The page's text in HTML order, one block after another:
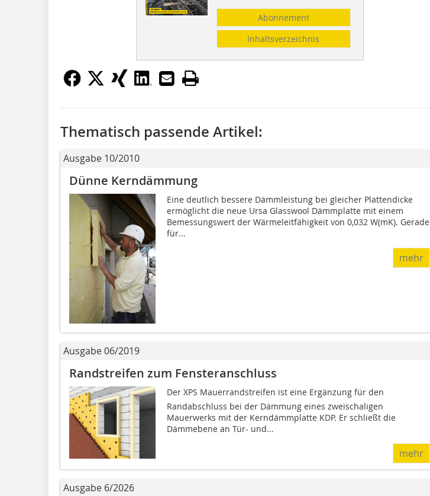
Abonnement
Inhaltsverzeichnis
Thematisch passende Artikel:
Ausgabe 10/2010
Dünne Kerndämmung
Eine deutlich bessere Dämmleistung bei gleicher Plattendicke
ermöglicht die neue Ursa Glasswool Dämmplatte mit einem
Bemessungswert der Wärmeleitfähigkeit von 0,032 W(mK). Gerade
für...
mehr
Ausgabe 06/2019
Randstreifen zum Fensteranschluss
Der XPS Mauerrandstreifen ist eine Ergänzung für den
Randabschluss bei der Dämmung eines zweischaligen
Mauerwerks mit der Kerndämmplatte KDP. Er schließt die
Dämmebene an Tür- und...
mehr
Ausgabe 6/2026